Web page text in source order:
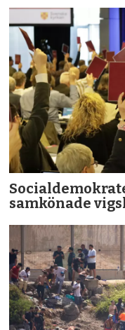
samkönade